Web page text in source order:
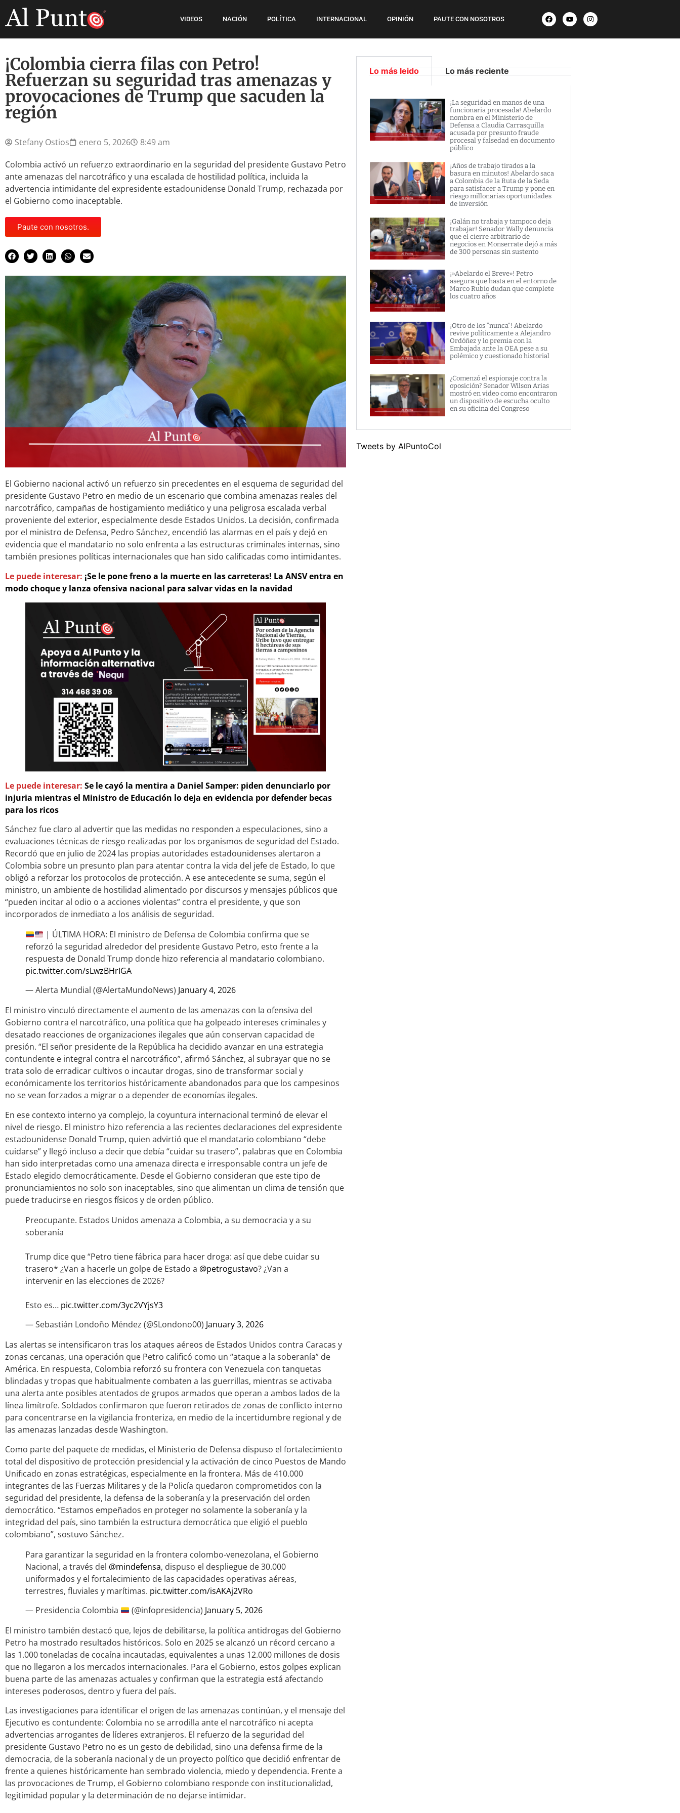
VIDEOS NACIÓN POLÍTICA INTERNACIONAL OPINIÓN PAUTE CON NOSOTROS
¡Colombia cierra filas con Petro!
Refuerzan su seguridad tras amenazas y
provocaciones de Trump que sacuden la
región
Stefany Ostios enero 5, 2026
8:49 am
Colombia activó un refuerzo extraordinario en la seguridad del presidente Gustavo Petro
ante amenazas del narcotráfico y una escalada de hostilidad política, incluida la
advertencia intimidante del expresidente estadounidense Donald Trump, rechazada por
el Gobierno como inaceptable.
Paute con nosotros.
El Gobierno nacional activó un refuerzo sin precedentes en el esquema de seguridad del
presidente Gustavo Petro en medio de un escenario que combina amenazas reales del
narcotráfico, campañas de hostigamiento mediático y una peligrosa escalada verbal
proveniente del exterior, especialmente desde Estados Unidos. La decisión, confirmada
por el ministro de Defensa, Pedro Sánchez, encendió las alarmas en el país y dejó en
evidencia que el mandatario no solo enfrenta a las estructuras criminales internas, sino
también presiones políticas internacionales que han sido calificadas como intimidantes.
Le puede interesar: ¡Se le pone freno a la muerte en las carreteras! La ANSV entra en
modo choque y lanza ofensiva nacional para salvar vidas en la navidad
Le puede interesar: Se le cayó la mentira a Daniel Samper: piden denunciarlo por
injuria mientras el Ministro de Educación lo deja en evidencia por defender becas
para los ricos
Sánchez fue claro al advertir que las medidas no responden a especulaciones, sino a
evaluaciones técnicas de riesgo realizadas por los organismos de seguridad del Estado.
Recordó que en julio de 2024 las propias autoridades estadounidenses alertaron a
Colombia sobre un presunto plan para atentar contra la vida del jefe de Estado, lo que
obligó a reforzar los protocolos de protección. A ese antecedente se suma, según el
ministro, un ambiente de hostilidad alimentado por discursos y mensajes públicos que
“pueden incitar al odio o a acciones violentas” contra el presidente, y que son
incorporados de inmediato a los análisis de seguridad.
| ÚLTIMA HORA: El ministro de Defensa de Colombia confirma que se
reforzó la seguridad alrededor del presidente Gustavo Petro, esto frente a la
respuesta de Donald Trump donde hizo referencia al mandatario colombiano.
pic.twitter.com/sLwzBHrIGA
— Alerta Mundial (@AlertaMundoNews) January 4, 2026
El ministro vinculó directamente el aumento de las amenazas con la ofensiva del
Gobierno contra el narcotráfico, una política que ha golpeado intereses criminales y
desatado reacciones de organizaciones ilegales que aún conservan capacidad de
presión. “El señor presidente de la República ha decidido avanzar en una estrategia
contundente e integral contra el narcotráfico”, afirmó Sánchez, al subrayar que no se
trata solo de erradicar cultivos o incautar drogas, sino de transformar social y
económicamente los territorios históricamente abandonados para que los campesinos
no se vean forzados a migrar o a depender de economías ilegales.
En ese contexto interno ya complejo, la coyuntura internacional terminó de elevar el
nivel de riesgo. El ministro hizo referencia a las recientes declaraciones del expresidente
estadounidense Donald Trump, quien advirtió que el mandatario colombiano “debe
cuidarse” y llegó incluso a decir que debía “cuidar su trasero”, palabras que en Colombia
han sido interpretadas como una amenaza directa e irresponsable contra un jefe de
Estado elegido democráticamente. Desde el Gobierno consideran que este tipo de
pronunciamientos no solo son inaceptables, sino que alimentan un clima de tensión que
puede traducirse en riesgos físicos y de orden público.
Preocupante. Estados Unidos amenaza a Colombia, a su democracia y a su
soberanía
Trump dice que “Petro tiene fábrica para hacer droga: así que debe cuidar su
trasero* ¿Van a hacerle un golpe de Estado a @petrogustavo? ¿Van a
intervenir en las elecciones de 2026?
Esto es… pic.twitter.com/3yc2VYjsY3
— Sebastián Londoño Méndez (@SLondono00) January 3, 2026
Las alertas se intensificaron tras los ataques aéreos de Estados Unidos contra Caracas y
zonas cercanas, una operación que Petro calificó como un “ataque a la soberanía” de
América. En respuesta, Colombia reforzó su frontera con Venezuela con tanquetas
blindadas y tropas que habitualmente combaten a las guerrillas, mientras se activaba
una alerta ante posibles atentados de grupos armados que operan a ambos lados de la
línea limítrofe. Soldados confirmaron que fueron retirados de zonas de conflicto interno
para concentrarse en la vigilancia fronteriza, en medio de la incertidumbre regional y de
las amenazas lanzadas desde Washington.
Como parte del paquete de medidas, el Ministerio de Defensa dispuso el fortalecimiento
total del dispositivo de protección presidencial y la activación de cinco Puestos de Mando
Unificado en zonas estratégicas, especialmente en la frontera. Más de 410.000
integrantes de las Fuerzas Militares y de la Policía quedaron comprometidos con la
seguridad del presidente, la defensa de la soberanía y la preservación del orden
democrático. “Estamos empeñados en proteger no solamente la soberanía y la
integridad del país, sino también la estructura democrática que eligió el pueblo
colombiano”, sostuvo Sánchez.
Para garantizar la seguridad en la frontera colombo-venezolana, el Gobierno
Nacional, a través del @mindefensa, dispuso el despliegue de 30.000
uniformados y el fortalecimiento de las capacidades operativas aéreas,
terrestres, fluviales y marítimas. pic.twitter.com/isAKAj2VRo
— Presidencia Colombia
(@infopresidencia) January 5, 2026
El ministro también destacó que, lejos de debilitarse, la política antidrogas del Gobierno
Petro ha mostrado resultados históricos. Solo en 2025 se alcanzó un récord cercano a
las 1.000 toneladas de cocaína incautadas, equivalentes a unas 12.000 millones de dosis
que no llegaron a los mercados internacionales. Para el Gobierno, estos golpes explican
buena parte de las amenazas actuales y confirman que la estrategia está afectando
intereses poderosos, dentro y fuera del país.
Las investigaciones para identificar el origen de las amenazas continúan, y el mensaje del
Ejecutivo es contundente: Colombia no se arrodilla ante el narcotráfico ni acepta
advertencias arrogantes de líderes extranjeros. El refuerzo de la seguridad del
presidente Gustavo Petro no es un gesto de debilidad, sino una defensa firme de la
democracia, de la soberanía nacional y de un proyecto político que decidió enfrentar de
frente a quienes históricamente han sembrado violencia, miedo y dependencia. Frente a
las provocaciones de Trump, el Gobierno colombiano responde con institucionalidad,
legitimidad popular y la determinación de no dejarse intimidar.
Lo más leido Lo más reciente
¡La seguridad en manos de una
funcionaria procesada! Abelardo
nombra en el Ministerio de
Defensa a Claudia Carrasquilla
acusada por presunto fraude
procesal y falsedad en documento
público
¡Años de trabajo tirados a la
basura en minutos! Abelardo saca
a Colombia de la Ruta de la Seda
para satisfacer a Trump y pone en
riesgo millonarias oportunidades
de inversión
¡Galán no trabaja y tampoco deja
trabajar! Senador Wally denuncia
que el cierre arbitrario de
negocios en Monserrate dejó a más
de 300 personas sin sustento
¡»Abelardo el Breve»! Petro
asegura que hasta en el entorno de
Marco Rubio dudan que complete
los cuatro años
¡Otro de los “nunca”! Abelardo
revive políticamente a Alejandro
Ordóñez y lo premia con la
Embajada ante la OEA pese a su
polémico y cuestionado historial
¿Comenzó el espionaje contra la
oposición? Senador Wilson Arias
mostró en video como encontraron
un dispositivo de escucha oculto
en su oficina del Congreso
Tweets by AlPuntoCol